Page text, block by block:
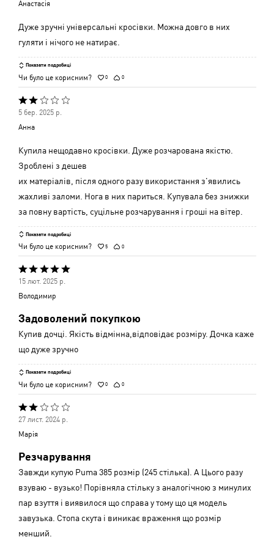
5
Анастасія
Дуже зручні універсальні кросівки. Можна довго в них
гуляти і нічого не натирає.
Показати подробиці
Чи було це корисним? 0 0
Оцінено
2
5
5 бер. 2025 р.
Анна
Купила нещодавно кросівки. Дуже розчарована якістю.
Зроблені з дешев
их матеріалів, після одного разу використання з'явились
жахливі заломи. Нога в них париться. Купувала без знижки
за повну вартість, суцільне розчарування і гроші на вітер.
Показати подробиці
Чи було це корисним? 5 0
Оцінено
5
5
15 лют. 2025 р.
Володимир
Задоволений покупкою
Купив дочці. Якість відмінна,відповідає розміру. Дочка каже
що дуже зручно
Показати подробиці
Чи було це корисним? 0 0
Оцінено
2
5
27 лист. 2024 р.
Марія
Резчарування
Завжди купую Puma 385 розмір (245 стілька). А Цього разу
взуваю - вузько! Порівняла стільку з аналогічною з минулих
пар взуття і виявилося що справа у тому що ця модель
завузька. Стопа скута і виникає враження що розмір
менший.